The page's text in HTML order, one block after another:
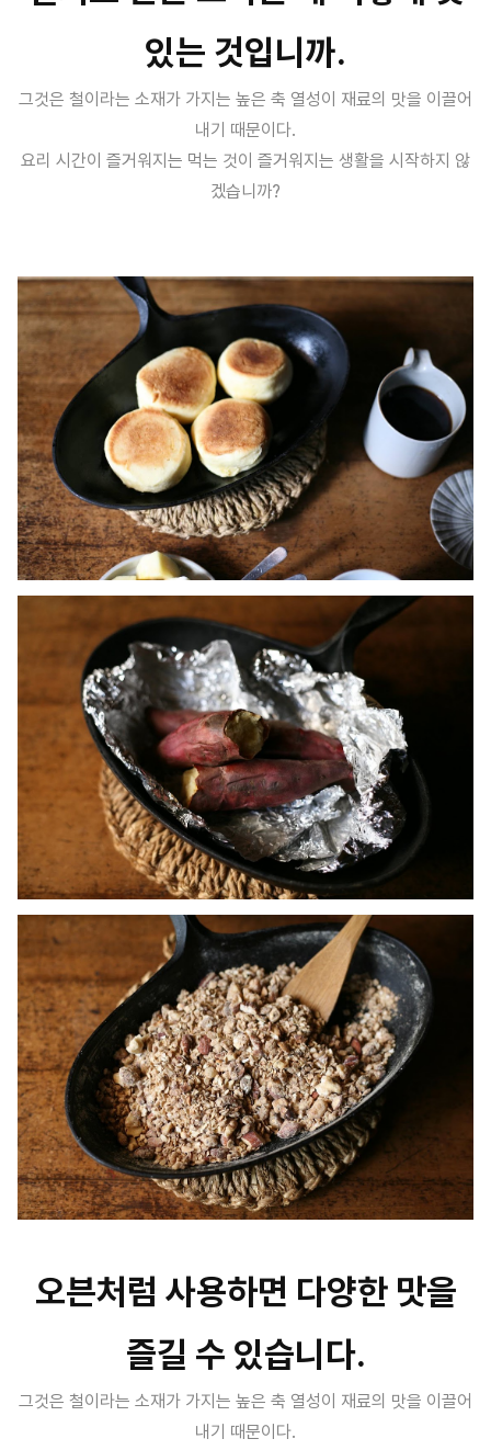
있는 것입니까.
그것은 철이라는 소재가 가지는 높은 축 열성이 재료의 맛을 이끌어
내기 때문이다.
요리 시간이 즐거워지는 먹는 것이 즐거워지는 생활을 시작하지 않
겠습니까?
오븐처럼 사용하면 다양한 맛을
즐길 수 있습니다.
그것은 철이라는 소재가 가지는 높은 축 열성이 재료의 맛을 이끌어
내기 때문이다.